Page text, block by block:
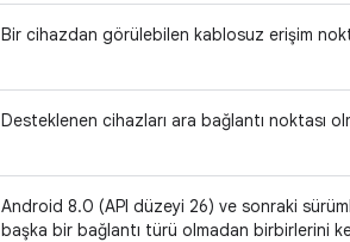
Bir cihazdan görülebilen kablosuz erişim
Desteklenen cihazları ara bağlantı noktası
Android 8.0 (API düzeyi 26) ve sonraki
başka bir bağlantı türü olmadan birbirlerini